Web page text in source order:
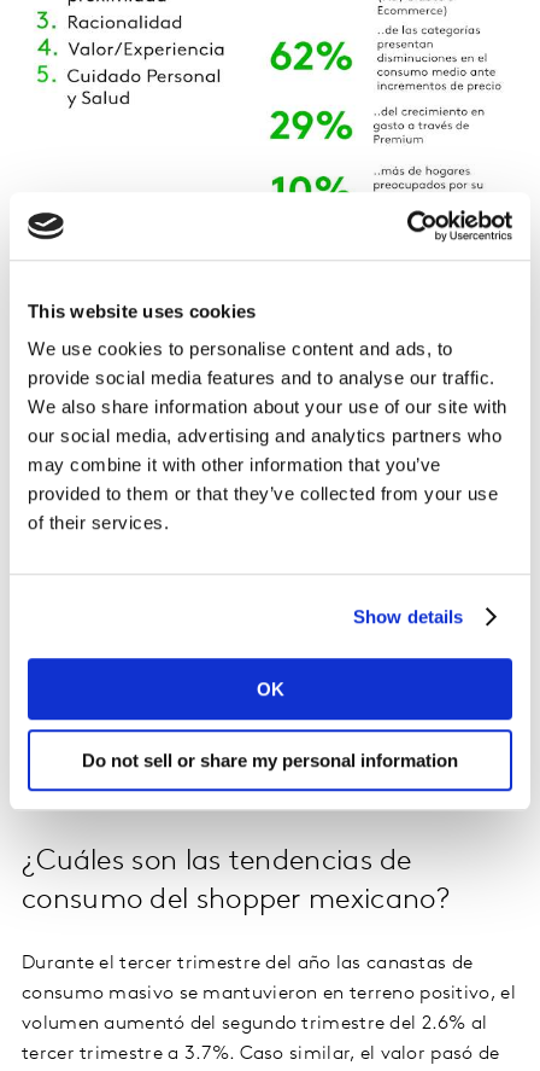
This website uses cookies
We use cookies to personalise content and ads, to
provide social media features and to analyse our traffic.
We also share information about your use of our site with
our social media, advertising and analytics partners who
may combine it with other information that you’ve
provided to them or that they’ve collected from your use
of their services.
Show details
OK
Do not sell or share my personal information
diferente, 72% de los hogares mexicanos compran en
siete canales más en comparación con Latinoamérica,
es decir tres veces más hogares visitando más puntos
Lo anterior es consecuencia de la búsqueda de mejores
están visitando una vez al día un canal de compra,
anual), ya que entre más canales visita el consumidor
mexicano está más expuesto a probar otras marcas de
las que adquiere normalmente. Se observa que las
grandes marcas pierden 1% ocasiones de compra,
mientras que las pequeñas ganan 13%.
¿Cuáles son las tendencias de
consumo del shopper mexicano?
Durante el tercer trimestre del año las canastas de
consumo masivo se mantuvieron en terreno positivo, el
volumen aumentó del segundo trimestre del 2.6% al
tercer trimestre a 3.7%. Caso similar, el valor pasó de